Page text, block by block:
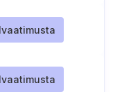
vaatimusta
vaatimusta